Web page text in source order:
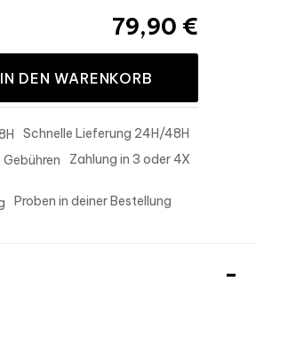
79,90 €
IN DEN WARENKORB
Schnelle Lieferung 24H/48H
Zahlung in 3 oder 4X
Proben in deiner Bestellung